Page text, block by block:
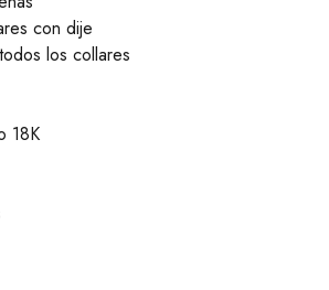
con dije
los collares
18K